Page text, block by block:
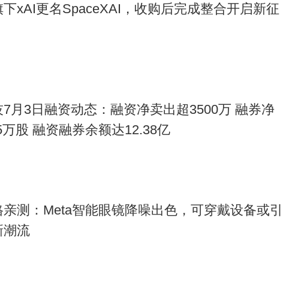
下xAI更名SpaceXAI，收购后完成整合开启新征
月3日融资动态：融资净卖出超3500万 融券净
股 融资融券余额达12.38亿
测：Meta智能眼镜降噪出色，可穿戴设备或引
潮流